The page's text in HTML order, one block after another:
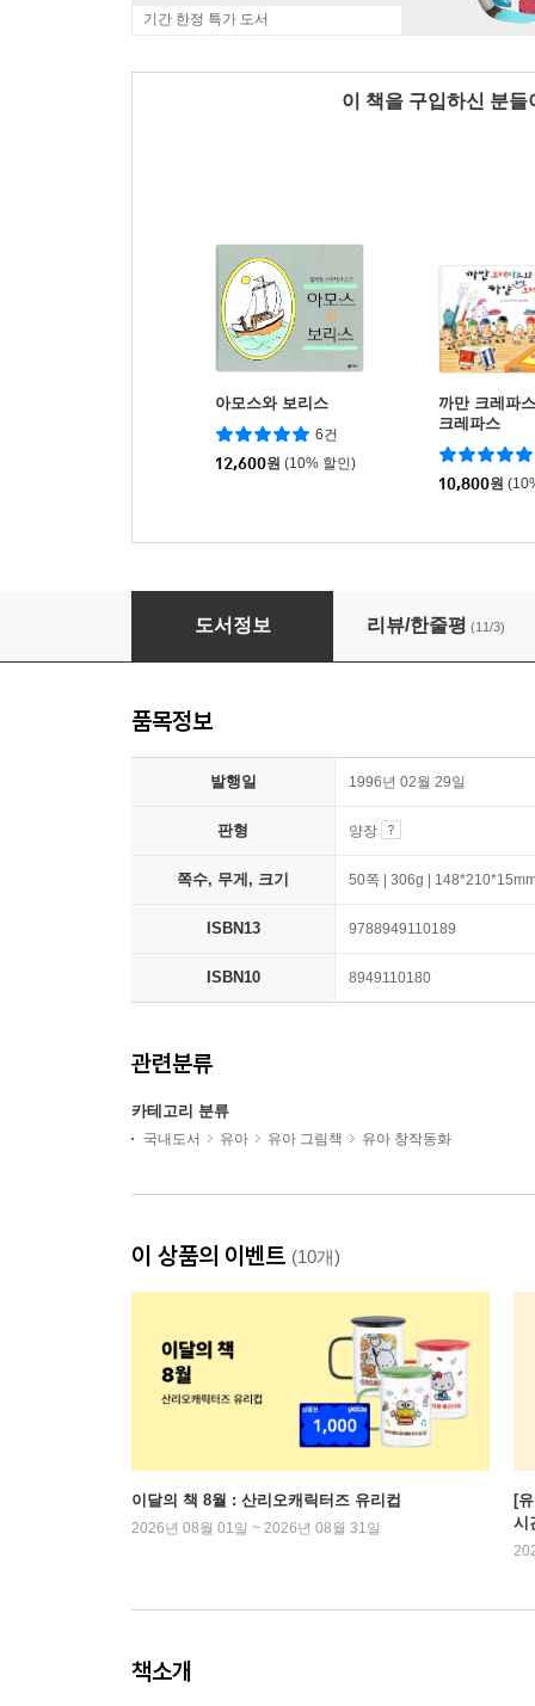
기간 한정 특가 도서
이 책을 구입하신 분
아모스와 보리스
6건
12,600원 (10% 할인)
까만 크레파
크레파스
10,800원
피터의 편지
도서정보 리뷰/한줄평 (11/3)
품목정보
발행일 1996년 02월 29일
판형 양장
쪽수, 무게, 크기 50쪽 | 306g |
ISBN13 9788949110189
ISBN10 8949110180
관련분류
카테고리 분류
국내도서 유아 유아 그림책 유아 창작동화
이 상품의 이벤트 (10개)
이달의 책 8월 : 산리오캐릭터즈 유리컵
2026년 08월 01일 ~ 2026년 08월 31일
[
시
책소개